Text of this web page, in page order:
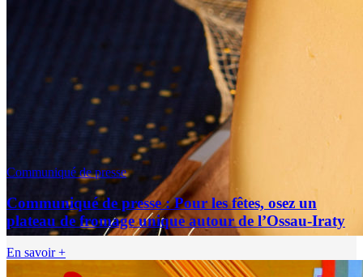
Communiqué de presse
Communiqué de presse : Pour les fêtes, osez un
plateau de fromage unique autour de l’Ossau-Iraty
En savoir +